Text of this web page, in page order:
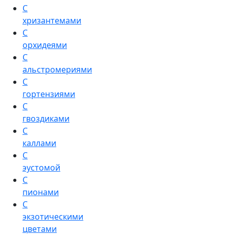
С
хризантемами
С
орхидеями
С
альстромериями
С
гортензиями
С
гвоздиками
С
каллами
С
эустомой
С
пионами
С
экзотическими
цветами